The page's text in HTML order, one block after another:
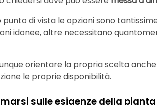
punto di vista le opzioni sono
idonee, altre necessitano
orientare la propria scelta
le proprie disponibilità.
sulle esigenze della